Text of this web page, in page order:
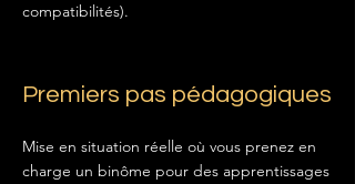
compatibilités).
Premiers pas pédagogiques
Mise en situation réelle où vous prenez en
charge un binôme pour des apprentissages